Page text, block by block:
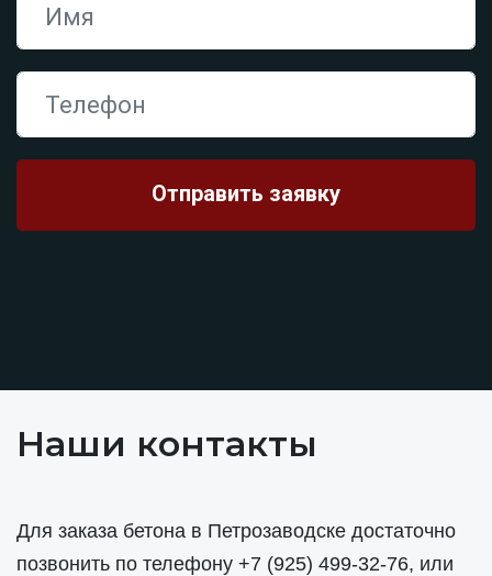
Наши контакты
Для заказа бетона в Петрозаводске достаточно
позвонить по телефону +7 (925) 499-32-76, или